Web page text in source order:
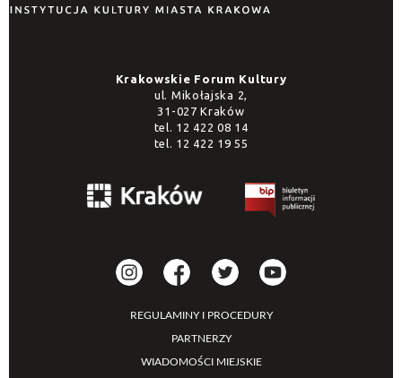
Krakowskie Forum Kultury
ul. Mikołajska 2,
31-027 Kraków
tel. 12 422 08 14
tel. 12 422 19 55
REGULAMINY I PROCEDURY
PARTNERZY
WIADOMOŚCI MIEJSKIE